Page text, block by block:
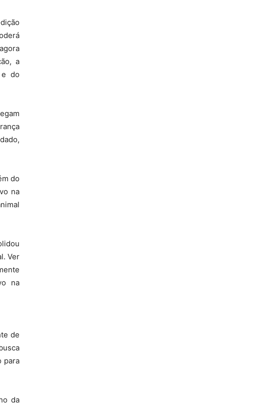
a
e do
do
na
Ver
na
de
para
da